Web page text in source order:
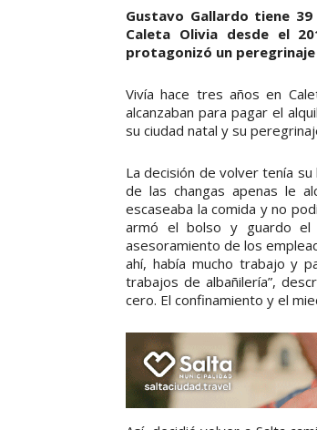
Gustavo Gallardo tiene
Caleta Olivia desde el
protagonizó un
Vivía hace tres años en
alcanzaban para pagar el
su ciudad natal y su
La decisión de volver tenía
de las changas apenas le
escaseaba la comida y no
armó el bolso y guardo el
asesoramiento de los
ahí, había mucho trabajo y
trabajos de albañilería”,
cero. El confinamiento y el